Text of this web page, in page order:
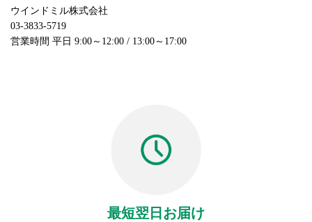
ウインドミル株式会社
03-3833-5719
営業時間 平日 9:00～12:00 / 13:00～17:00
最短翌日お届け